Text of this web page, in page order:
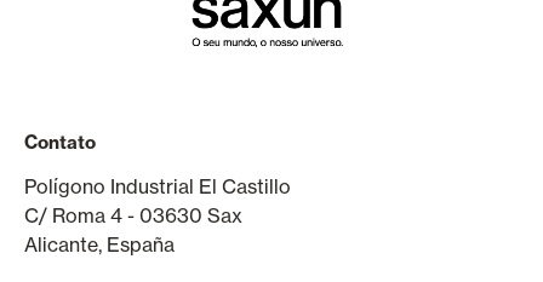
Contato
Polígono Industrial El Castillo
C/ Roma 4 - 03630 Sax
Alicante, España